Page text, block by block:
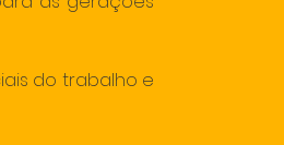
do trabalho e